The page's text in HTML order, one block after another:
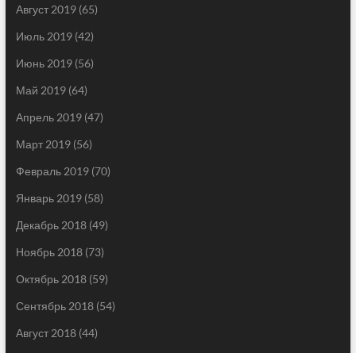
Август 2019(65)
Июль 2019(42)
Июнь 2019(56)
Май 2019(64)
Апрель 2019(47)
Март 2019(56)
Февраль 2019(70)
Январь 2019(58)
Декабрь 2018(49)
Ноябрь 2018(73)
Октябрь 2018(59)
Сентябрь 2018(54)
Август 2018(44)